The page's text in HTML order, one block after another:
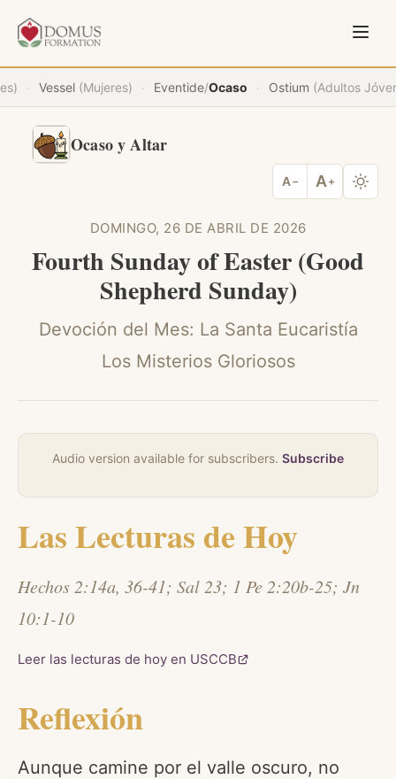
· Vessel (Mujeres) · Eventide/Ocaso · Ostium (Adultos
Ocaso y Altar
A− A +
DOMINGO, 26 DE ABRIL DE 2026
Fourth Sunday of Easter (Good
Shepherd Sunday)
Devoción del Mes: La Santa Eucaristía
Los Misterios Gloriosos
Audio version available for subscribers. Subscribe
Las Lecturas de Hoy
Hechos 2:14a, 36-41; Sal 23; 1 Pe 2:20b-25; Jn
10:1-10
Leer las lecturas de hoy en USCCB
Reflexión
Aunque camine por el valle oscuro, no